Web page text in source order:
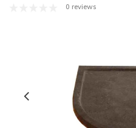
0 reviews